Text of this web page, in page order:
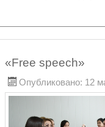
«Free speech»
Опубликовано: 12